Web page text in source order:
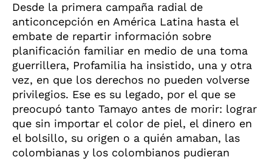
Desde la primera campaña radial de
anticoncepción en América Latina hasta el
embate de repartir información sobre
planificación familiar en medio de una toma
guerrillera, Profamilia ha insistido, una y otra
vez, en que los derechos no pueden volverse
privilegios. Ese es su legado, por el que se
preocupó tanto Tamayo antes de morir: lograr
que sin importar el color de piel, el dinero en
el bolsillo, su origen o a quién amaban, las
colombianas y los colombianos pudieran